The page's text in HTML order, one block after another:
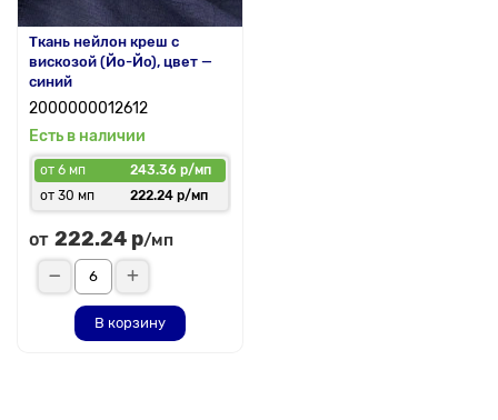
Ткань нейлон креш с
вискозой (Йо-Йо), цвет —
синий
2000000012612
Есть в наличии
от 6 мп
243.36 р/мп
от 30 мп
222.24 р/мп
от 222.24 р/мп
В корзину